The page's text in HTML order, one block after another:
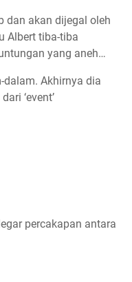
dan akan dijegal oleh
Albert tiba-tiba
yang aneh…
Akhirnya dia
‘event’
percakapan antara